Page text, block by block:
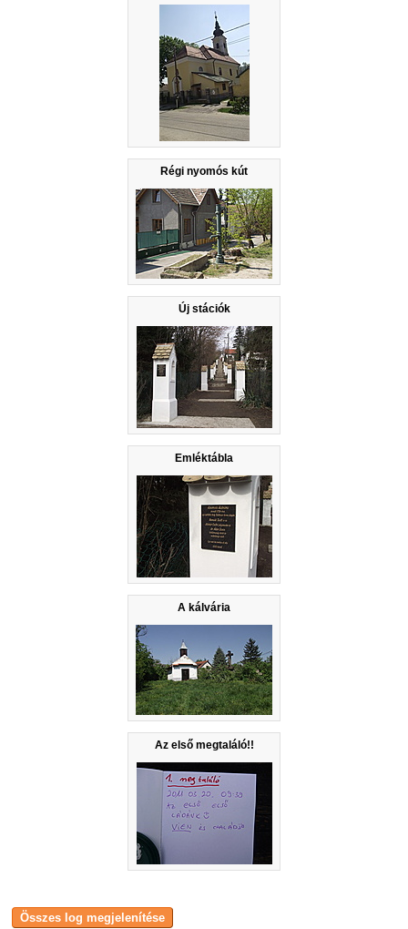
Régi nyomós kút
Új stációk
Emléktábla
A kálvária
Az első megtaláló!!